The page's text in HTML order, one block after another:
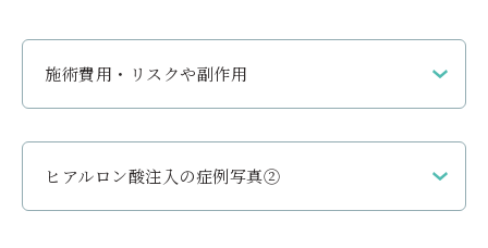
施術費用・リスクや副作用
クマを改善しました。
ヒアルロン酸注入の症例写真②